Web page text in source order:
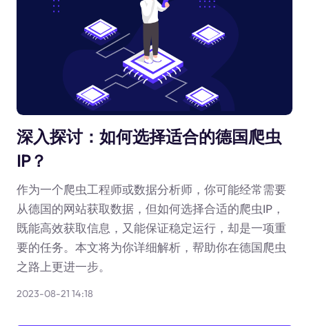
深入探讨：如何选择适合的德国爬虫
IP？
作为一个爬虫工程师或数据分析师，你可能经常需要
从德国的网站获取数据，但如何选择合适的爬虫IP，
既能高效获取信息，又能保证稳定运行，却是一项重
要的任务。本文将为你详细解析，帮助你在德国爬虫
之路上更进一步。
2023-08-21 14:18